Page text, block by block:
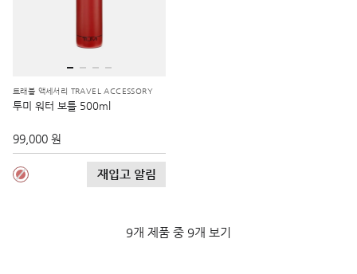
트래블 액세서리 TRAVEL ACCESSORY
투미 워터 보틀 500ml
99,000 원
재입고 알림
9개 제품 중 9개 보기